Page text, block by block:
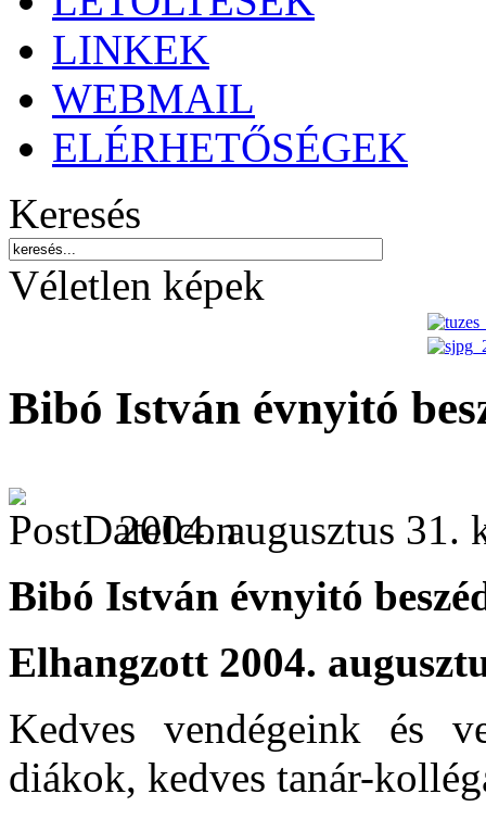
LINKEK
WEBMAIL
ELÉRHETŐSÉGEK
Keresés
Véletlen képek
Bibó István évnyitó
2004. augusztus 31.
Bibó István évnyitó
Elhangzott 2004.
Kedves vendégeink és
diákok, kedves tanár-